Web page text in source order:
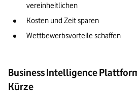
vereinheitlichen
Kosten und Zeit sparen
Wettbewerbsvorteile schaffen
Business Intelligence
Kürze